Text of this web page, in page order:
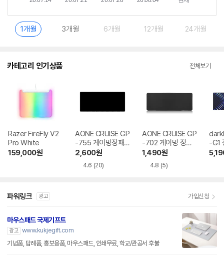
1개월 3개월 6개월 12개월 24개월
카테고리 인기상품 전체보기
Razer FireFly V2
Pro White
159,000원
AONE CRUISE GP
-755 게이밍장패
드
2,600원
4.6 (20)
AONE CRUISE GP
-702 게이밍 장패
드
1,490원
4.8 (5)
-G1
파워링크 광고 가입신청
마우스패드 국제기프트
광고 www.kukjegift.com
기념품, 답례품, 홍보용품, 마우스패드, 인쇄무료, 학교/관공서 후불